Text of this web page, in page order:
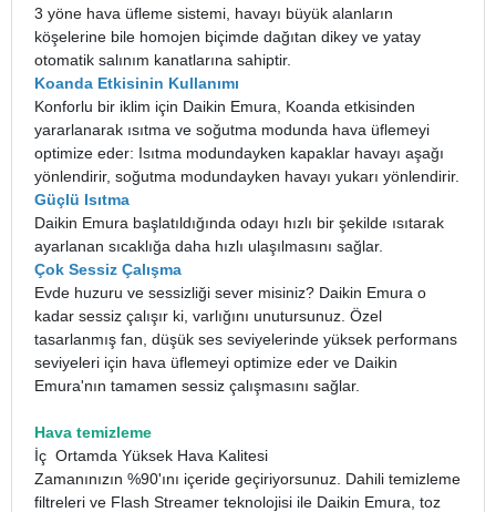
3 yöne hava üfleme sistemi, havayı büyük alanların
köşelerine bile homojen biçimde dağıtan dikey ve yatay
otomatik salınım kanatlarına sahiptir.
Koanda Etkisinin Kullanımı
Konforlu bir iklim için Daikin Emura, Koanda etkisinden
yararlanarak ısıtma ve soğutma modunda hava üflemeyi
optimize eder: Isıtma modundayken kapaklar havayı aşağı
yönlendirir, soğutma modundayken havayı yukarı yönlendirir.
Güçlü Isıtma
Daikin Emura başlatıldığında odayı hızlı bir şekilde ısıtarak
ayarlanan sıcaklığa daha hızlı ulaşılmasını sağlar.
Çok Sessiz Çalışma
Evde huzuru ve sessizliği sever misiniz? Daikin Emura o
kadar sessiz çalışır ki, varlığını unutursunuz. Özel
tasarlanmış fan, düşük ses seviyelerinde yüksek performans
seviyeleri için hava üflemeyi optimize eder ve Daikin
Emura'nın tamamen sessiz çalışmasını sağlar.
Hava temizleme
İç Ortamda Yüksek Hava Kalitesi
Zamanınızın %90'ını içeride geçiriyorsunuz. Dahili temizleme
filtreleri ve Flash Streamer teknolojisi ile Daikin Emura, toz